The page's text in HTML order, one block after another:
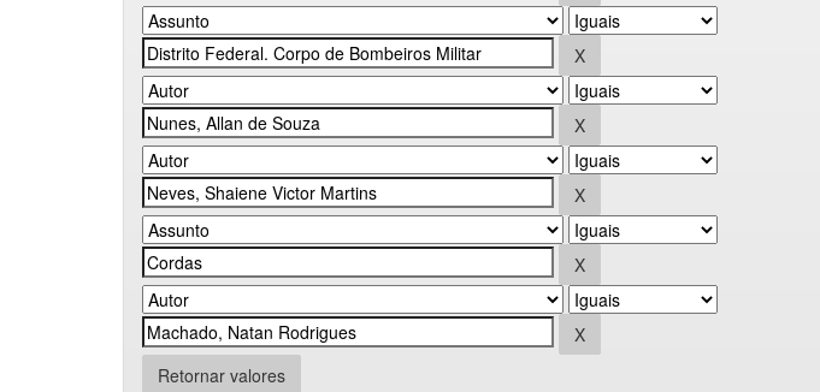
Retornar valores